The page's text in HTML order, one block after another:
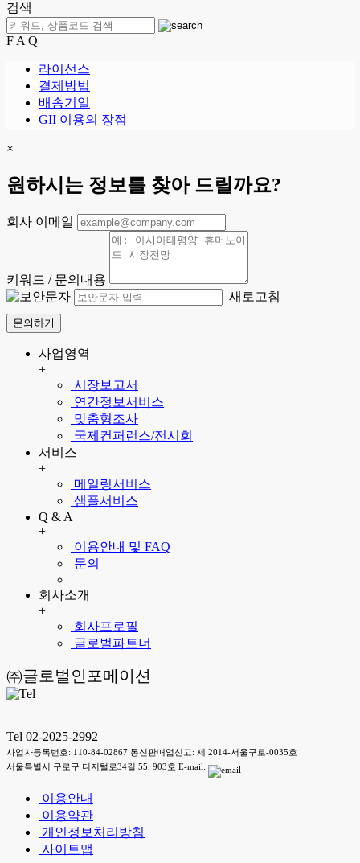
검색
F A Q
라이선스
결제방법
배송기일
GII 이용의 장점
×
원하시는 정보를 찾아 드릴까요?
회사 이메일
키워드 / 문의내용
새로고침
문의하기
사업영역
+
시장보고서
연간정보서비스
맞춤형조사
국제컨퍼런스/전시회
서비스
+
메일링서비스
샘플서비스
Q & A
+
이용안내 및 FAQ
문의
회사소개
+
회사프로필
글로벌파트너
㈜글로벌인포메이션
Tel 02-2025-2992
사업자등록번호: 110-84-02867 통신판매업신고: 제 2014-서울구로-0035호
서울특별시 구로구 디지털로34길 55, 903호 E-mail:
이용안내
이용약관
개인정보처리방침
사이트맵